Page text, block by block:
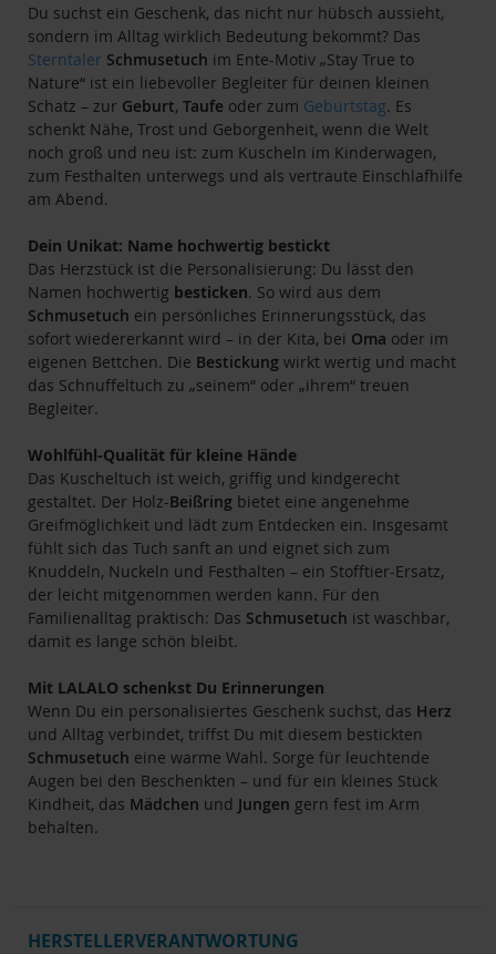
Du suchst ein Geschenk, das nicht nur hübsch aussieht,
sondern im Alltag wirklich Bedeutung bekommt? Das
Sterntaler Schmusetuch im Ente-Motiv „Stay True to
Nature“ ist ein liebevoller Begleiter für deinen kleinen
Schatz – zur Geburt, Taufe oder zum Geburtstag. Es
schenkt Nähe, Trost und Geborgenheit, wenn die Welt
noch groß und neu ist: zum Kuscheln im Kinderwagen,
zum Festhalten unterwegs und als vertraute Einschlafhilfe
am Abend.
Dein Unikat: Name hochwertig bestickt
Das Herzstück ist die Personalisierung: Du lässt den
Namen hochwertig besticken. So wird aus dem
Schmusetuch ein persönliches Erinnerungsstück, das
sofort wiedererkannt wird – in der Kita, bei Oma oder im
eigenen Bettchen. Die Bestickung wirkt wertig und macht
das Schnuffeltuch zu „seinem“ oder „ihrem“ treuen
Begleiter.
Wohlfühl-Qualität für kleine Hände
Das Kuscheltuch ist weich, griffig und kindgerecht
gestaltet. Der Holz-Beißring bietet eine angenehme
Greifmöglichkeit und lädt zum Entdecken ein. Insgesamt
fühlt sich das Tuch sanft an und eignet sich zum
Knuddeln, Nuckeln und Festhalten – ein Stofftier-Ersatz,
der leicht mitgenommen werden kann. Für den
Familienalltag praktisch: Das Schmusetuch ist waschbar,
damit es lange schön bleibt.
Mit LALALO schenkst Du Erinnerungen
Wenn Du ein personalisiertes Geschenk suchst, das Herz
und Alltag verbindet, triffst Du mit diesem bestickten
Schmusetuch eine warme Wahl. Sorge für leuchtende
Augen bei den Beschenkten – und für ein kleines Stück
Kindheit, das Mädchen und Jungen gern fest im Arm
behalten.
HERSTELLERVERANTWORTUNG